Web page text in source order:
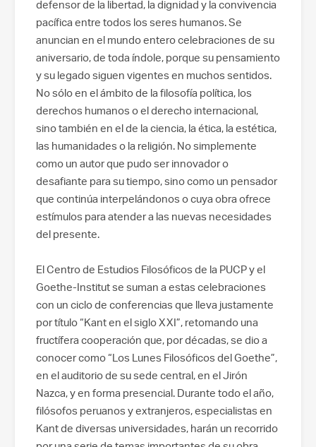
defensor de la libertad, la dignidad y la convivencia
pacífica entre todos los seres humanos. Se
anuncian en el mundo entero celebraciones de su
aniversario, de toda índole, porque su pensamiento
y su legado siguen vigentes en muchos sentidos.
No sólo en el ámbito de la filosofía política, los
derechos humanos o el derecho internacional,
sino también en el de la ciencia, la ética, la estética,
las humanidades o la religión. No simplemente
como un autor que pudo ser innovador o
desafiante para su tiempo, sino como un pensador
que continúa interpelándonos o cuya obra ofrece
estímulos para atender a las nuevas necesidades
del presente.
El Centro de Estudios Filosóficos de la PUCP y el
Goethe-Institut se suman a estas celebraciones
con un ciclo de conferencias que lleva justamente
por título “Kant en el siglo XXI”, retomando una
fructífera cooperación que, por décadas, se dio a
conocer como “Los Lunes Filosóficos del Goethe”,
en el auditorio de su sede central, en el Jirón
Nazca, y en forma presencial. Durante todo el año,
filósofos peruanos y extranjeros, especialistas en
Kant de diversas universidades, harán un recorrido